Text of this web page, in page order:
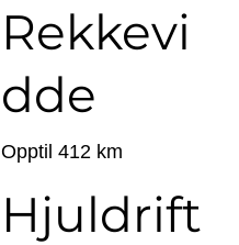
Rekkevi
dde
Opptil 412 km
Hjuldrift